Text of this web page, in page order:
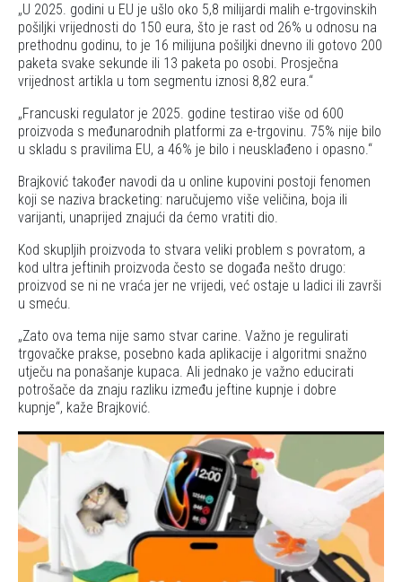
U 2025. godini u EU je ušlo oko 5,8 milijardi malih e-trgovinskih
pošiljki vrijednosti do 150 eura, što je rast od 26% u odnosu na
prethodnu godinu, to je 16 milijuna pošiljki dnevno ili gotovo 200
paketa svake sekunde ili 13 paketa po osobi. Prosječna
vrijednost artikla u tom segmentu iznosi 8,82 eura.
Francuski regulator je 2025. godine testirao više od 600
proizvoda s međunarodnih platformi za e-trgovinu. 75% nije bilo
u skladu s pravilima EU, a 46% je bilo i neusklađeno i opasno.
Brajković također navodi da u online kupovini postoji fenomen
koji se naziva bracketing: naručujemo više veličina, boja ili
varijanti, unaprijed znajući da ćemo vratiti dio.
Kod skupljih proizvoda to stvara veliki problem s povratom, a
kod ultra jeftinih proizvoda često se događa nešto drugo:
proizvod se ni ne vraća jer ne vrijedi, već ostaje u ladici ili završi
u smeću.
Zato ova tema nije samo stvar carine. Važno je regulirati
trgovačke prakse, posebno kada aplikacije i algoritmi snažno
utječu na ponašanje kupaca. Ali jednako je važno educirati
potrošače da znaju razliku između jeftine kupnje i dobre
kupnje , kaže Brajković.